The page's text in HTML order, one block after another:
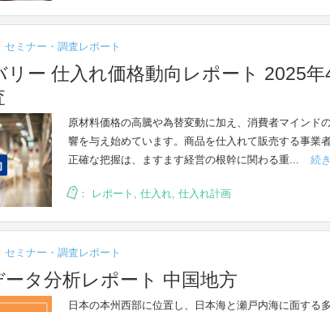
セミナー・調査レポート
リー 仕入れ価格動向レポート 2025
原材料価格の高騰や為替変動に加え、消費者マインド
響を与え始めています。商品を仕入れて販売する事業
正確な把握は、ますます経営の根幹に関わる重...
続
： レポート , 仕入れ, 仕入れ計画
セミナー・調査レポート
タ分析レポート 中国地方
日本の本州西部に位置し、日本海と瀬戸内海に面する